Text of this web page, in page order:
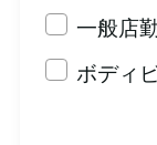
一般店
ボディ